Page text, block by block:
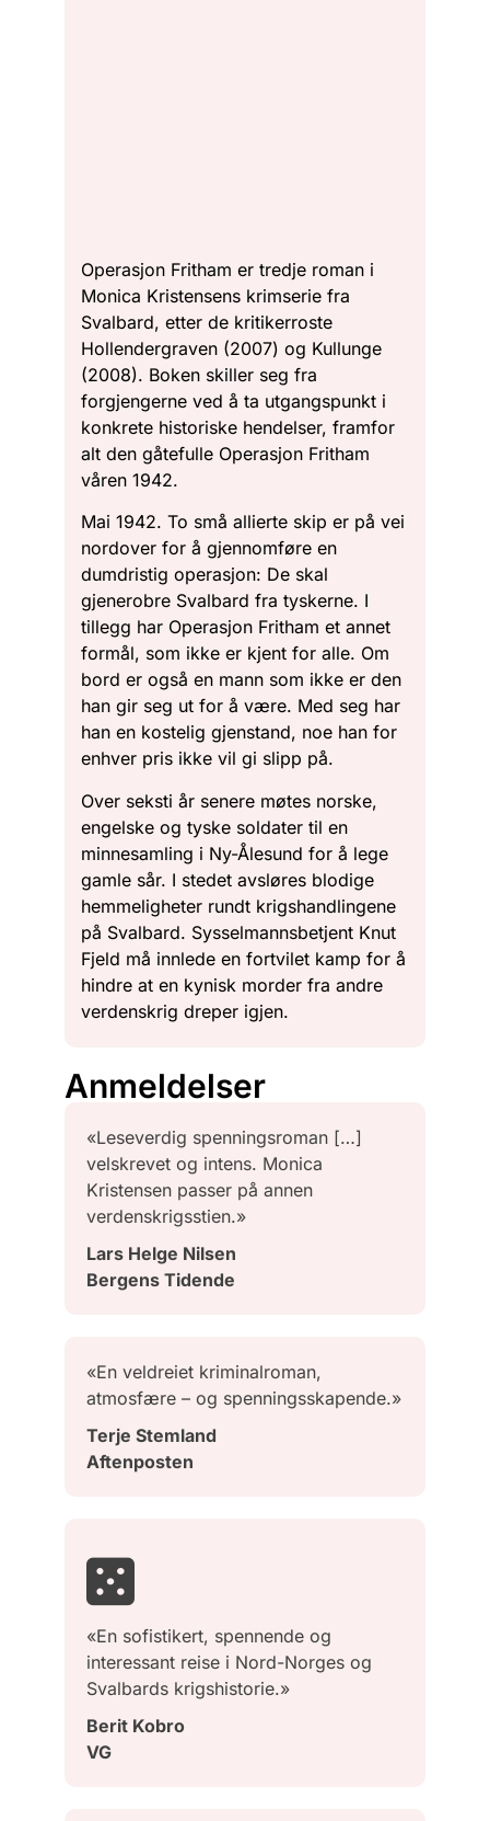
Operasjon Fritham er tredje roman i
Monica Kristensens krimserie fra
Svalbard, etter de kritikerroste
Hollendergraven (2007) og Kullunge
(2008). Boken skiller seg fra
forgjengerne ved å ta utgangspunkt i
konkrete historiske hendelser, framfor
alt den gåtefulle Operasjon Fritham
våren 1942.
Mai 1942. To små allierte skip er på vei
nordover for å gjennomføre en
dumdristig operasjon: De skal
gjenerobre Svalbard fra tyskerne. I
tillegg har Operasjon Fritham et annet
formål, som ikke er kjent for alle. Om
bord er også en mann som ikke er den
han gir seg ut for å være. Med seg har
han en kostelig gjenstand, noe han for
enhver pris ikke vil gi slipp på.
Over seksti år senere møtes norske,
engelske og tyske soldater til en
minnesamling i Ny-Ålesund for å lege
gamle sår. I stedet avsløres blodige
hemmeligheter rundt krigshandlingene
på Svalbard. Sysselmannsbetjent Knut
Fjeld må innlede en fortvilet kamp for å
hindre at en kynisk morder fra andre
verdenskrig dreper igjen.
Anmeldelser
«Leseverdig spenningsroman […]
velskrevet og intens. Monica
Kristensen passer på annen
verdenskrigsstien.»
Lars Helge Nilsen
Bergens Tidende
«En veldreiet kriminalroman,
atmosfære – og spenningsskapende.»
Terje Stemland
Aftenposten
«En sofistikert, spennende og
interessant reise i Nord-Norges og
Svalbards krigshistorie.»
Berit Kobro
VG